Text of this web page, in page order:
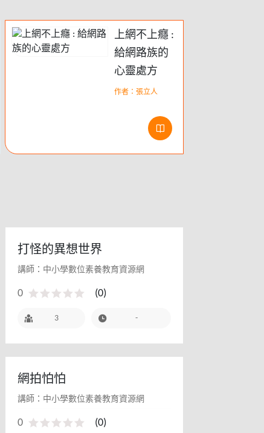
上網不上癮 :
給網路族的
心靈處方
作者：張立人
打怪的異想世界
講師：中小學數位素養教育資源網
0 (0)
3 -
網拍怕怕
講師：中小學數位素養教育資源網
0 (0)